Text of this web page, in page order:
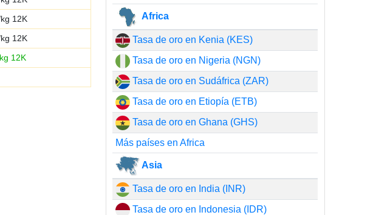
12K
12K
12K
Africa
Tasa de oro en Kenia (KES)
Tasa de oro en Nigeria (NGN)
Tasa de oro en Sudáfrica (ZAR)
Tasa de oro en Etiopía (ETB)
Tasa de oro en Ghana (GHS)
Más países en Africa
Asia
Tasa de oro en India (INR)
Tasa de oro en Indonesia (IDR)